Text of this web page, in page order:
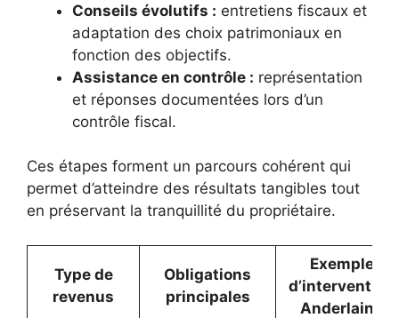
Conseils évolutifs : entretiens fiscaux et
adaptation des choix patrimoniaux en
fonction des objectifs.
Assistance en contrôle : représentation
et réponses documentées lors d’un
contrôle fiscal.
Ces étapes forment un parcours cohérent qui
permet d’atteindre des résultats tangibles tout
en préservant la tranquillité du propriétaire.
Type de
revenus
Obligations
principales
Exemple
d’intervention
Anderlaine